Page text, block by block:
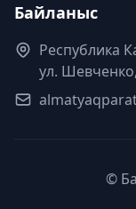
Байланыс
Республика
ул.
©